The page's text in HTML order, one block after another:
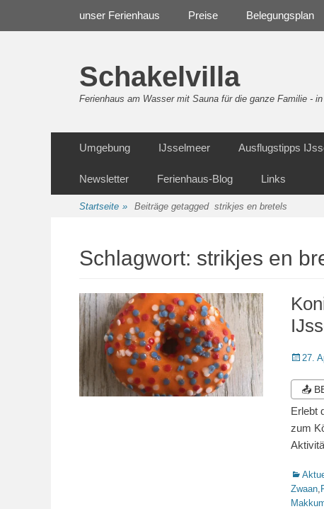
unser Ferienhaus Preise Belegungsplan
Schakelvilla
Ferienhaus am Wasser mit Sauna für die ganze Familie -
Inhalt
Umgebung IJsselmeer Ausflugstipps
Newsletter Ferienhaus-Blog Links
Startseite » Beiträge getagged strikjes en bretels
Schlagwort: strikjes en
27.
📤
Erlebt
zum
Zwaan,